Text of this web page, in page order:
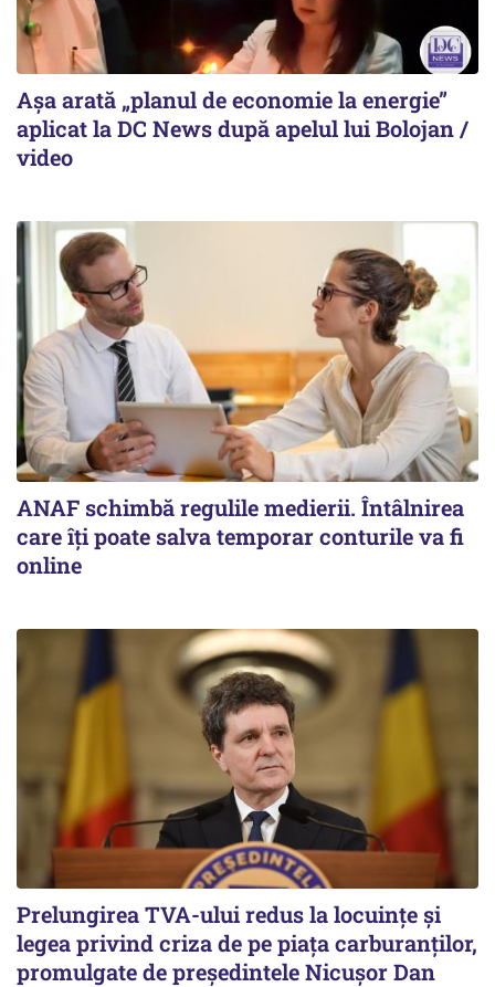
Așa arată „planul de economie la energie”
aplicat la DC News după apelul lui Bolojan /
video
ANAF schimbă regulile medierii. Întâlnirea
care îți poate salva temporar conturile va fi
online
Prelungirea TVA-ului redus la locuinţe și
legea privind criza de pe piaţa carburanţilor,
promulgate de președintele Nicușor Dan